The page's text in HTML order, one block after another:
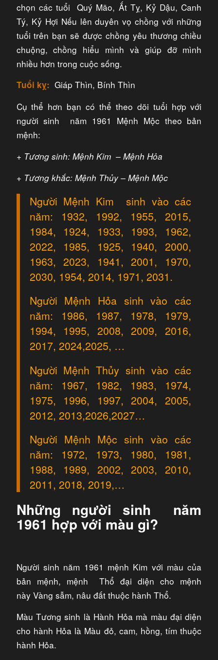
chọn các tuổi Quý Mão, Ất Tỵ, Kỷ Dậu, Canh
Tý, Kỷ Hợi Nếu lên duyên vọ chồng với những
tuổi trên bạn sẽ được chồng yêu thương chiều
chuộng, chồng hiểu mình và giúp đỡ mình
nhiều hơn trong cuộc sống.
Tuổi kỵ: Giáp Thìn, Bính Thìn
Cụ thể hơn bạn có thể theo dõi tuổi hợp với
người sinh năm 1961 Mệnh Mộc theo bản
mệnh:
+ Tương sinh: Mệnh Kim – Mệnh Hỏa
+ Tương khắc: Mệnh Thủy – Mệnh Mộc
Người Mệnh Kim sinh vào các
năm: 1932, 1992, 1955, 2015,
1984, 1924, 1933, 1993, 1962,
2022, 1985, 1925, 1940, 2000,
1963, 2023, 1941, 2001, 1970,
2030, 1954, 2014, 1971, 2031.
Người Mệnh Hỏa sinh vào các
năm: 1986, 1987, 1978, 1979,
1994, 1995, 2008, 2009, 2016,
2017, 2024,2025, …
Người Mệnh Thủy sinh vào các
năm: 1967, 1982, 1983, 1974,
1975, 1996, 1997, 2004, 2005,
2012, 2013,2026,2027…
Người Mệnh Mộc sinh vào các
năm: 1972, 1973, 1980, 1981,
1988, 1989, 2002, 2003, 2010,
2011, 2018, 2019,…
Những người sinh năm
1961 hợp với màu gì?
Người sinh năm 1961 mệnh Kim với màu của
bản mệnh, mệnh Thổ đại diện cho mệnh
này Vàng sẫm, nâu đất thuộc hành Thổ.
Màu Tương sinh là Hành Hỏa mà màu đại diện
cho hành Hỏa là Màu đỏ, cam, hồng, tím thuộc
hành Hỏa.